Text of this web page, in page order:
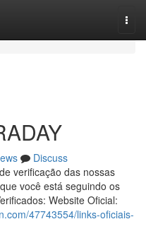
Discuss
verificação das nossas
você está seguindo os
Website Oficial:
47743554/links-oficiais-